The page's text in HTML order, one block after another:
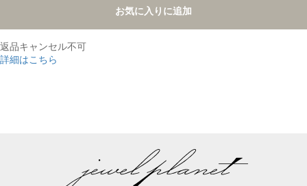
お気に入りに追加
返品キャンセル不可
詳細はこちら